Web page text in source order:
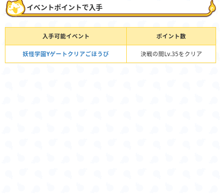
イベントポイントで入手
入手可能イベント ポイント数
妖怪学園Yゲートクリアごほうび 決戦の間Lv.35をクリア